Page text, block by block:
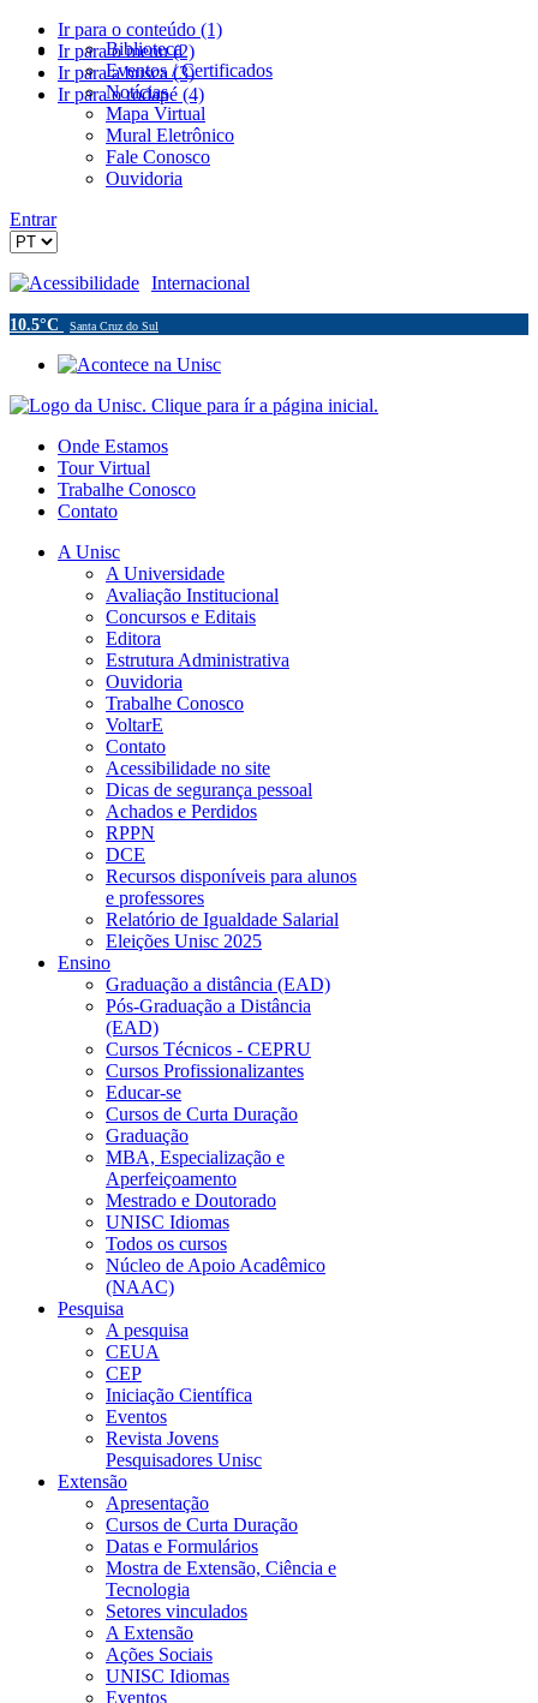
Ir para o conteúdo (1)
Ir para o menu (2)
Ir para a busca (3)
Ir para o rodapé (4)
Biblioteca
Eventos / Certificados
Notícias
Mapa Virtual
Mural Eletrônico
Fale Conosco
Ouvidoria
Entrar
Acessibilidade Internacional
10.5°C Santa Cruz do Sul
Onde Estamos
Tour Virtual
Trabalhe Conosco
Contato
A Unisc
A Universidade
Avaliação Institucional
Concursos e Editais
Editora
Estrutura Administrativa
Ouvidoria
Trabalhe Conosco
VoltarE
Contato
Acessibilidade no site
Dicas de segurança pessoal
Achados e Perdidos
RPPN
DCE
Recursos disponíveis para alunos
e professores
Relatório de Igualdade Salarial
Eleições Unisc 2025
Ensino
Graduação a distância (EAD)
Pós-Graduação a Distância
(EAD)
Cursos Técnicos - CEPRU
Cursos Profissionalizantes
Educar-se
Cursos de Curta Duração
Graduação
MBA, Especialização e
Aperfeiçoamento
Mestrado e Doutorado
UNISC Idiomas
Todos os cursos
Núcleo de Apoio Acadêmico
(NAAC)
Pesquisa
A pesquisa
CEUA
CEP
Iniciação Científica
Eventos
Revista Jovens
Pesquisadores Unisc
Extensão
Apresentação
Cursos de Curta Duração
Datas e Formulários
Mostra de Extensão, Ciência e
Tecnologia
Setores vinculados
A Extensão
Ações Sociais
UNISC Idiomas
Eventos